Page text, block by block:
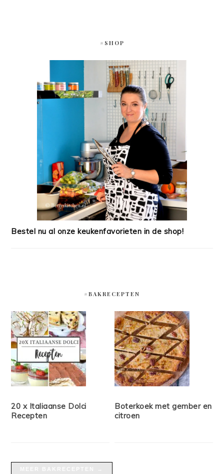
#SHOP
Bestel nu al onze keukenfavorieten in de shop!
#BAKRECEPTEN
20 x Italiaanse Dolci
Recepten
Boterkoek met gember en
citroen